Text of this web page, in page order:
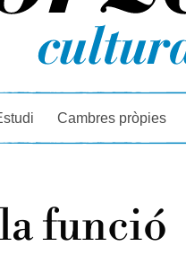
Cambres pròpies
funció